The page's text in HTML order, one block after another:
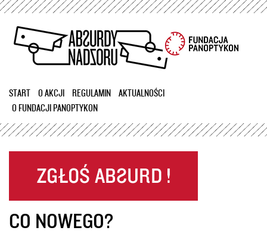
Przejdź
treści
START O AKCJI REGULAMIN
AKTUALNOŚCI
O FUNDACJI PANOPTYKON
CO NOWEGO?